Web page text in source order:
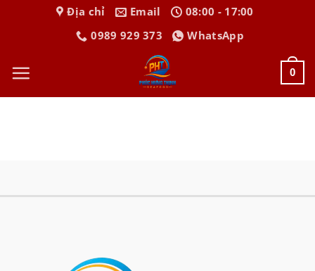
dung
Địa chỉ Email
08:00 - 17:00
0989 929 373
WhatsApp
0